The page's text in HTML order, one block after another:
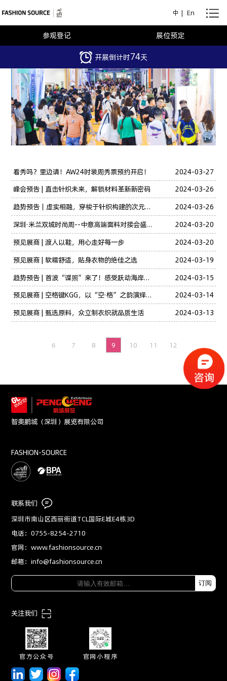
中 | En
参观登记 展位预定
开展倒计时74天
看秀吗？里边请！AW24时装周秀票预约开启！
2024-03-27
峰会预告 | 直击针织未来，解锁材料革新新密码
2024-03-26
趋势预告｜虚实相融，穿梭于针织构建的次元时空
2024-03-26
深圳·米兰双城时尚周--中意高端面料对接会盛大启幕！
2024-03-20
预见展商 | 渡人以鞋，用心走好每一步
2024-03-20
预见展商 | 软糯舒适，贴身衣物的绝佳之选
2024-03-19
趋势预告 | 首波“谍照”来了！感受跃动海岸的自然与活力
2024-03-15
预见展商 | 空格键KGG，以“空·格”之韵演绎鹅绒本真之美
2024-03-14
预见展商 | 甄选原料，众立制衣织就品质生活
2024-03-13
6 7 8 9 10 11 12
智奥鹏城（深圳）展览有限公司
FASHION-SOURCE
联系我们
深圳市南山区西丽街道TCL国际E城E4栋3D
电话：0755-8254-2710
官网：www.fashionsource.cn
邮箱：info@fashionsource.cn
订阅
关注我们
官方公众号 官网小程序